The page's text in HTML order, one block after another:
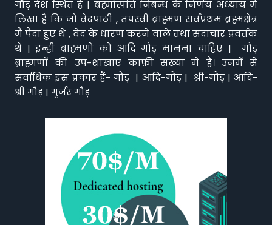
गौड़ देश स्थित है | ब्रह्मोत्पत्ति निबन्ध के निर्णय अध्याय मैं
लिखा है कि जो वेदपाठी , तपस्वी ब्राह्मण सर्वप्रथम ब्रह्मक्षेत्र
मैं पैदा हुए थे , वेद के धारण करने वाले तथा सदाचार प्रवर्तक
थे | इन्ही ब्राह्मणो को आदि गौड़ मानना चाहिए | गौड़
ब्राह्मणों की उप-शाखाएं काफ़ी संख्या में हैं। उनमें से
सर्वाधिक इस प्रकार हैं- गौड़ | आदि-गौड़ | श्री-गौड़ | आदि-
श्री गौड़ | गुर्जर गौड़